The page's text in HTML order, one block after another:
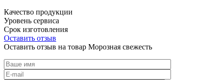
Качество продукции
Уровень сервиса
Срок изготовления
Оставить отзыв
Оставить отзыв на товар Морозная свежесть